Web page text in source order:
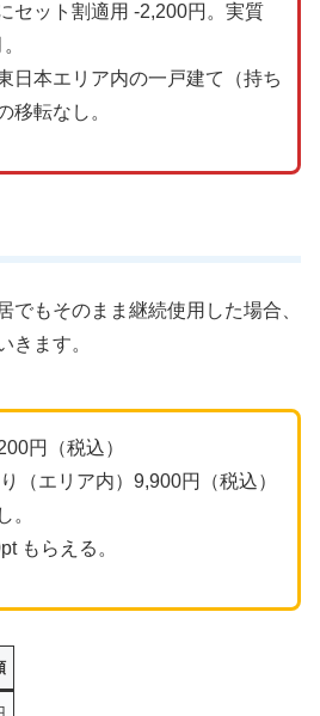
セット割適用 -2,200円。実質
日本エリア内の一戸建て（持ち
移転なし。
でもそのまま継続使用した場合、
きます。
円（税込）
（エリア内）9,900円（税込）
。
もらえる。